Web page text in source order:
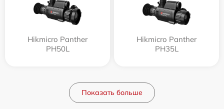
Hikmicro Panther
PH50L
Hikmicro Panther
PH35L
Показать больше